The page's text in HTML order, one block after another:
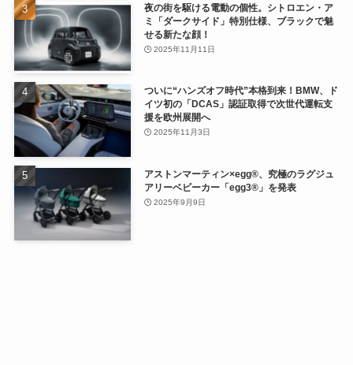
夜の街を駆ける電動の個性。シトロエン・ア
ミ「ダークサイド」特別仕様、ブラックで魅
せる新たな顔！
2025年11月11日
ついに“ハンズオフ時代”本格到来！BMW、ド
イツ初の「DCAS」認証取得で次世代運転支
援を欧州展開へ
2025年11月3日
アストンマーティン×egg®、究極のラグジュ
アリーベビーカー「egg3®」を発表
2025年9月9日